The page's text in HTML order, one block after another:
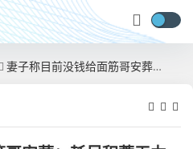
妻子称目前没钱给面筋哥安葬：耗尽积蓄无力承担相关费用